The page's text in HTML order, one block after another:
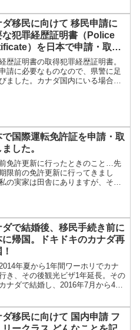
サイトを見...
ダ移民に向けて 移民申請に
な犯罪経歴証明書（Police
）を日本で申請・取得
した。
歴証明書の取得犯罪経歴証明書。
請に必要なものなので、県警に足
ました。カナダ国内にいる場合は
で国際運転免許証を申請・取
した。
免許更新に行ったときのこと…先
限前の免許更新に行ってきまし
の実家は田舎にありますが、それ
円もかかるけ...
ダで結婚後、移民手続き前に
に帰国。ドキドキのカナダ再
年夏から1年間ワーホリでカナ
き、その後観光ビザ1年延長。その
ナダで結婚し、2016年7月から4か
。結婚しているからきっと大丈夫
という...
ダ移民に向けて 国内申請 フ